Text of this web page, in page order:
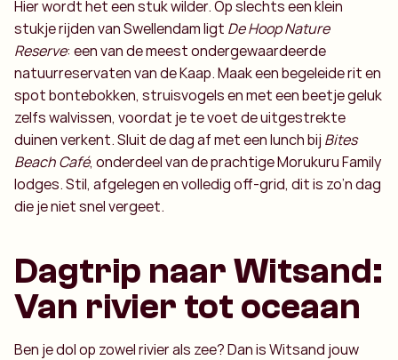
Hier wordt het een stuk wilder. Op slechts een klein
stukje rijden van Swellendam ligt De Hoop Nature
Reserve: een van de meest ondergewaardeerde
natuurreservaten van de Kaap. Maak een begeleide rit en
spot bontebokken, struisvogels en met een beetje geluk
zelfs walvissen, voordat je te voet de uitgestrekte
duinen verkent. Sluit de dag af met een lunch bij Bites
Beach Café, onderdeel van de prachtige Morukuru Family
lodges. Stil, afgelegen en volledig off-grid, dit is zo’n dag
die je niet snel vergeet.
Dagtrip naar Witsand:
Van rivier tot oceaan
Ben je dol op zowel rivier als zee? Dan is Witsand jouw